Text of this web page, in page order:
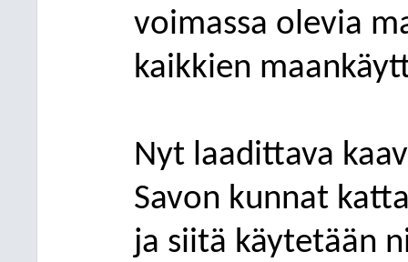
voimassa olevia
kaikkien
Nyt laadittava
Savon kunnat
ja siitä käytetään